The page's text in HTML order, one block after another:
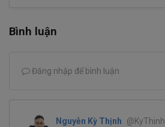
Bình luận
Đăng nhập để bình luận
Nguyễn Kỳ Thịnh
@KyThinh